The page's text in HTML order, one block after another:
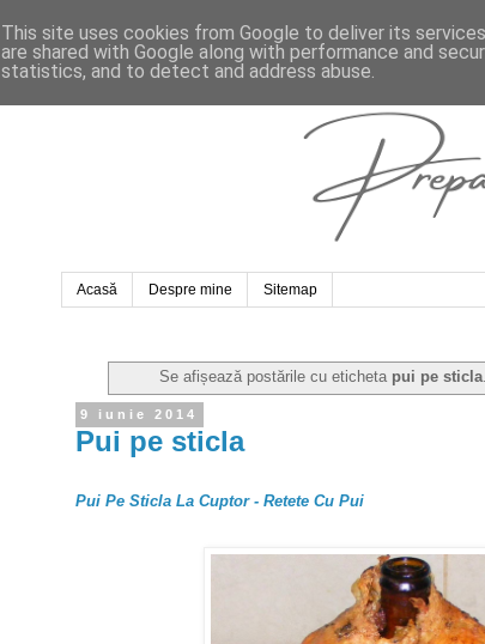
Acasă Despre mine Sitemap
Se afișează postările cu eticheta pui pe sticla.
9 iunie 2014
Pui pe sticla
Pui Pe Sticla La Cuptor - Retete Cu Pui
This site uses cookies from Google to deliver its
are shared with Google along with performance and
statistics, and to detect and address abuse.